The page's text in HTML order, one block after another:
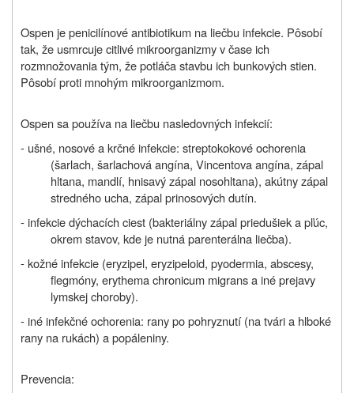
Ospen je penicilínové antibiotikum na liečbu infekcie. Pôsobí
tak, že usmrcuje citlivé mikroorganizmy v čase ich
rozmnožovania tým, že potláča stavbu ich bunkových stien.
Pôsobí proti mnohým mikroorganizmom.
Ospen sa používa na liečbu nasledovných infekcií:
- ušné, nosové a krčné infekcie: streptokokové ochorenia
(šarlach, šarlachová angína, Vincentova angína, zápal
hltana, mandlí, hnisavý zápal nosohltana), akútny zápal
stredného ucha, zápal prinosových dutín.
- infekcie dýchacích ciest (bakteriálny zápal priedušiek a pľúc,
okrem stavov, kde je nutná parenterálna liečba).
- kožné infekcie (eryzipel, eryzipeloid, pyodermia, abscesy,
flegmóny, erythema chronicum migrans a iné prejavy
lymskej choroby).
- iné infekčné ochorenia: rany po pohryznutí (na tvári a hlboké
rany na rukách) a popáleniny.
Prevencia: